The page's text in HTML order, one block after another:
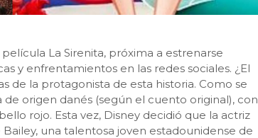
La Sirenita, próxima a estrenarse
y enfrentamientos en las redes sociales. ¿El
de la protagonista de esta historia. Como se
origen danés (según el cuento original), con
rojo. Esta vez, Disney decidió que la actriz
una talentosa joven estadounidense de